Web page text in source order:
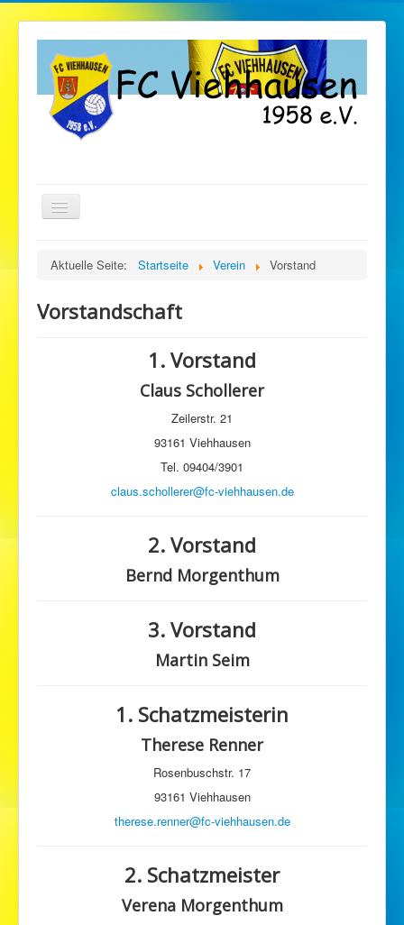
TPL_PROTOSTAR_TOGGLE_MENU
Fußball
Aktuelle Seite: Startseite Verein Vorstand
Vorstandschaft
1. Vorstand
Claus Schollerer
Zeilerstr. 21
93161 Viehhausen
Tel. 09404/3901
claus.schollerer@fc-viehhausen.de
2. Vorstand
Bernd Morgenthum
3. Vorstand
Martin Seim
1. Schatzmeisterin
Therese Renner
Rosenbuschstr. 17
93161 Viehhausen
therese.renner@fc-viehhausen.de
2. Schatzmeister
Verena Morgenthum